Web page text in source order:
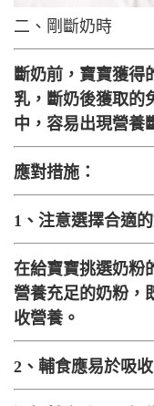
二、剛斷奶時
斷奶前，寶寶獲得
乳，斷奶後獲取的
中，容易出現營養
應對措施：
1、注意選擇合適的
在給寶寶挑選奶粉
營養充足的奶粉，
收營養。
2、輔食應易於吸收